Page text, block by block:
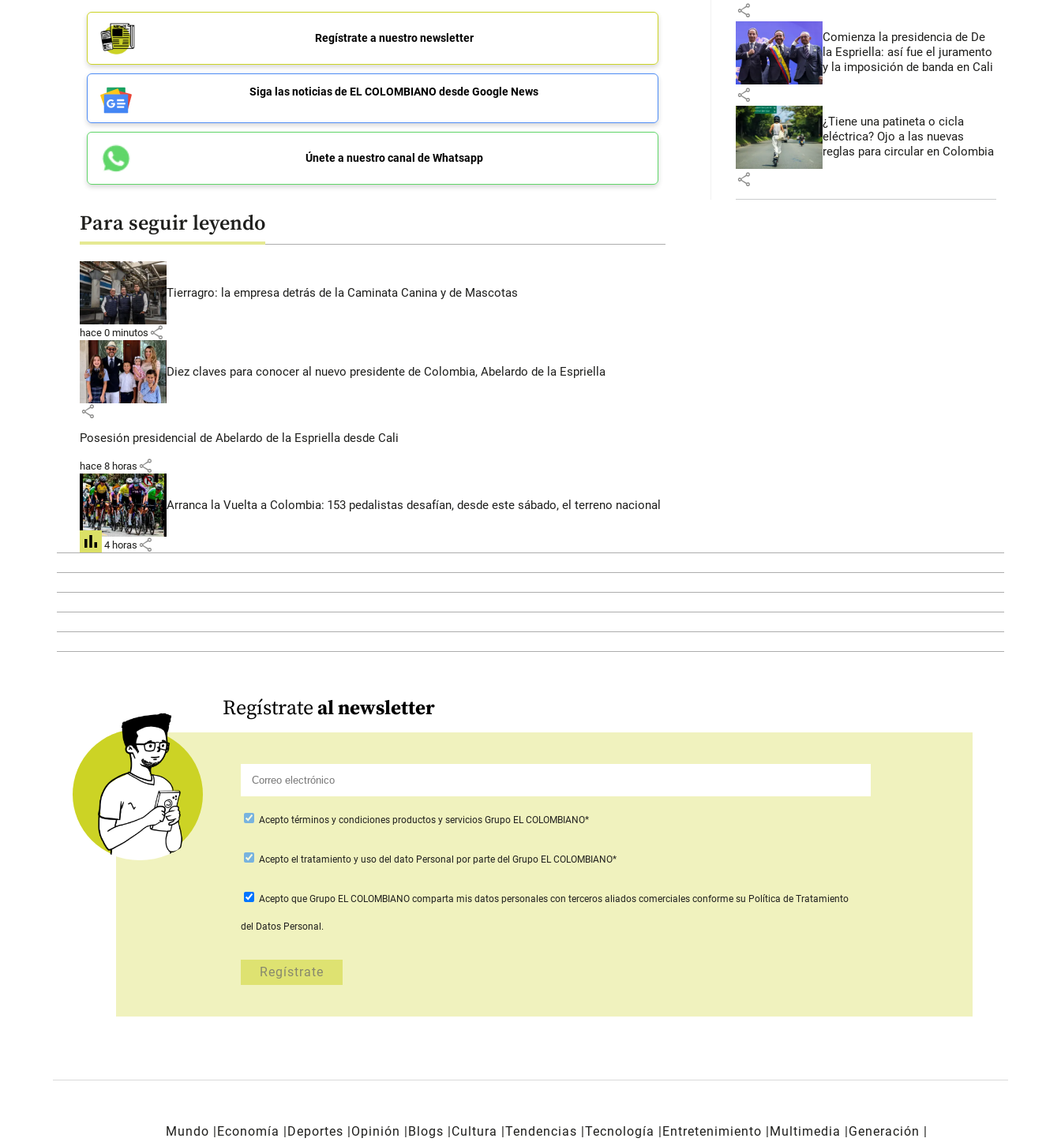
Regístrate a nuestro newsletter
Siga las noticias de EL COLOMBIANO desde Google News
Únete a nuestro canal de Whatsapp
Para seguir leyendo
Tierragro: la empresa detrás de la Caminata Canina y de Mascotas
hace 0 minutos share
Diez claves para conocer al nuevo presidente de Colombia, Abelardo de la Espriella
share
Posesión presidencial de Abelardo de la Espriella desde Cali
hace 8 horas share
Arranca la Vuelta a Colombia: 153 pedalistas desafían, desde este sábado, el terreno nacional
hace 4 horas share
share
Comienza la presidencia de De
la Espriella: así fue el juramento
y la imposición de banda en Cali
share
¿Tiene una patineta o cicla
eléctrica? Ojo a las nuevas
reglas para circular en Colombia
share
Regístrateal newsletter
Acepto términos y condiciones productos y servicios Grupo EL COLOMBIANO*
Aceptoel tratamiento y uso del dato Personal por parte del Grupo EL COLOMBIANO*
Acepto que Grupo EL COLOMBIANO comparta mis datos personales con terceros aliados comercialesconforme su Política de Tratamiento
del Datos Personal.
Mundo Economía Deportes Opinión Blogs Cultura Tendencias Tecnología Entretenimiento Multimedia Generación